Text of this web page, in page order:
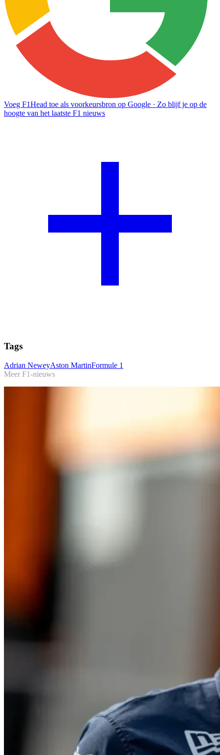
Voeg F1Head toe als voorkeursbron op Google · Zo blijf je op de
hoogte van het laatste F1 nieuws
Tags
Adrian NeweyAston MartinFormule 1
Meer F1-nieuws